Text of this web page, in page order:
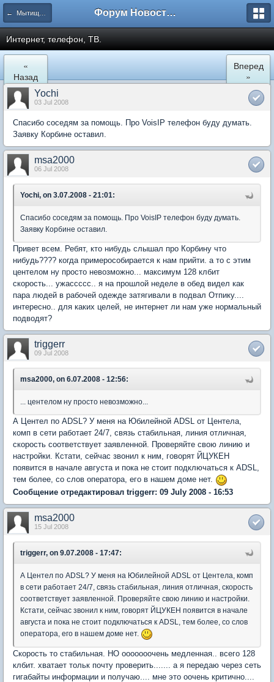
← Мытищи, Троицкая д.5 Форум Новостройки
Интернет, телефон, ТВ.
«
Назад
Вперед
»
Yochi
03 Jul 2008
Спасибо соседям за помощь. Про VoisIP телефон буду думать.
Заявку Корбине оставил.
msa2000
06 Jul 2008
Yochi, on 3.07.2008 - 21:01:
Спасибо соседям за помощь. Про VoisIP телефон буду думать.
Заявку Корбине оставил.
Привет всем. Ребят, кто нибудь слышал про Корбину что
нибудь???? когда примерособирается к нам прийти. а то с этим
центелом ну просто невозможно... максимум 128 клбит
скорость... ужассссс.. я на прошлой неделе в обед видел как
пара людей в рабочей одежде затягивали в подвал Отпику....
интересно.. для каких целей, не интернет ли нам уже нормальный
подводят?
triggerr
09 Jul 2008
msa2000, on 6.07.2008 - 12:56:
... центелом ну просто невозможно...
А Центел по ADSL? У меня на Юбилейной ADSL от Центела,
комп в сети работает 24/7, связь стабильная, линия отличная,
скорость соответствует заявленной. Проверяйте свою линию и
настройки. Кстати, сейчас звонил к ним, говорят ЙЦУКЕН
появится в начале августа и пока не стоит подключаться к ADSL,
тем более, со слов оператора, его в нашем доме нет.
Сообщение отредактировал triggerr: 09 July 2008 - 16:53
msa2000
15 Jul 2008
triggerr, on 9.07.2008 - 17:47:
А Центел по ADSL? У меня на Юбилейной ADSL от Центела, комп
в сети работает 24/7, связь стабильная, линия отличная, скорость
соответствует заявленной. Проверяйте свою линию и настройки.
Кстати, сейчас звонил к ним, говорят ЙЦУКЕН появится в начале
августа и пока не стоит подключаться к ADSL, тем более, со слов
оператора, его в нашем доме нет.
Скорость то стабильная. НО ооооооочень медленная.. всего 128
клбит. хватает тольк почту проверить....... а я передаю через сеть
гигабайты информации и получаю.... мне это оочень критично....